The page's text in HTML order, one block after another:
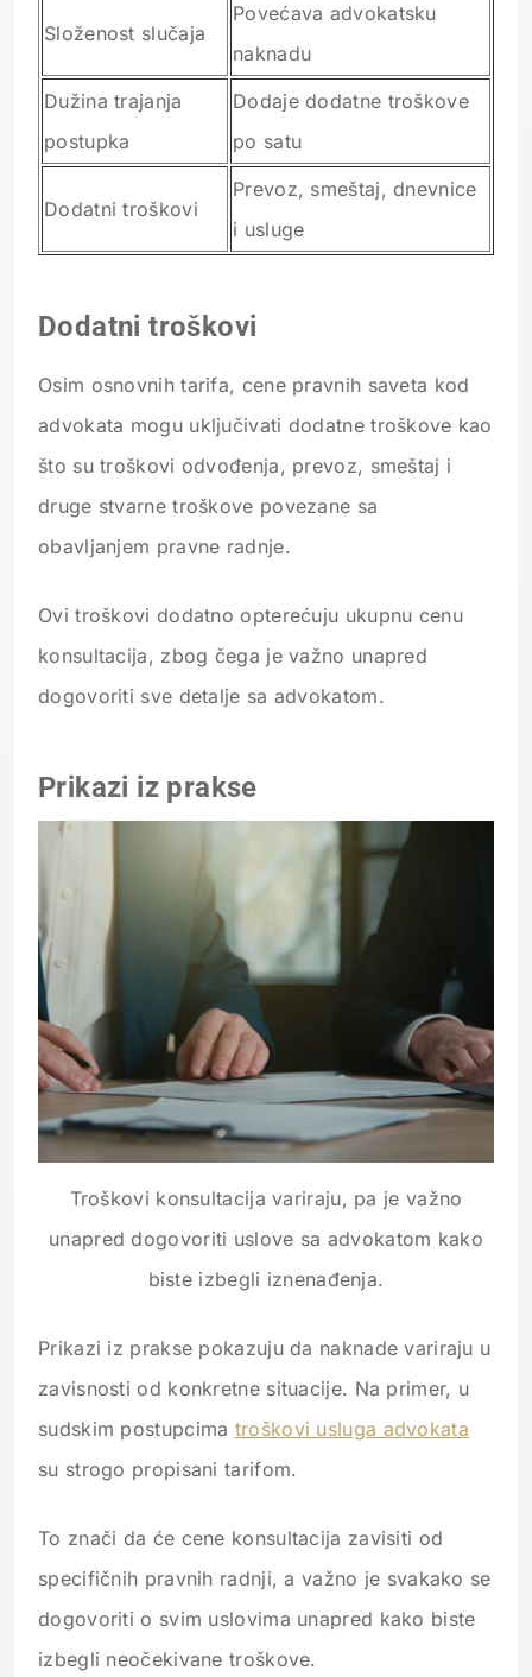
Složenost slučaja
Povećava advokatsku
naknadu
Dužina trajanja
postupka
Dodaje dodatne troškove
po satu
Dodatni troškovi
Prevoz, smeštaj, dnevnice
i usluge
Dodatni troškovi
Osim osnovnih tarifa, cene pravnih saveta kod
advokata mogu uključivati dodatne troškove kao
što su troškovi odvođenja, prevoz, smeštaj i
druge stvarne troškove povezane sa
obavljanjem pravne radnje.
Ovi troškovi dodatno opterećuju ukupnu cenu
konsultacija, zbog čega je važno unapred
dogovoriti sve detalje sa advokatom.
Prikazi iz prakse
Troškovi konsultacija variraju, pa je važno
unapred dogovoriti uslove sa advokatom kako
biste izbegli iznenađenja.
Prikazi iz prakse pokazuju da naknade variraju u
zavisnosti od konkretne situacije. Na primer, u
sudskim postupcima troškovi usluga advokata
su strogo propisani tarifom.
To znači da će cene konsultacija zavisiti od
specifičnih pravnih radnji, a važno je svakako se
dogovoriti o svim uslovima unapred kako biste
izbegli neočekivane troškove.